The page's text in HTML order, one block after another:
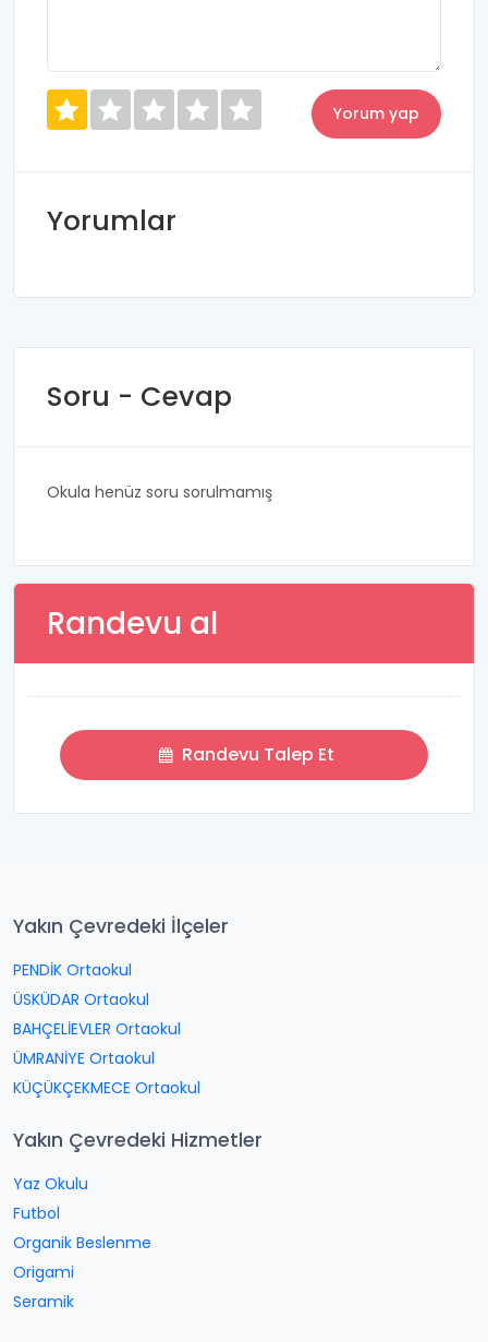
Yorumlar
Soru - Cevap
Okula henüz soru sorulmamış
Randevu al
Randevu Talep Et
Yakın Çevredeki İlçeler
PENDİK Ortaokul
ÜSKÜDAR Ortaokul
BAHÇELİEVLER Ortaokul
ÜMRANİYE Ortaokul
KÜÇÜKÇEKMECE Ortaokul
Yakın Çevredeki Hizmetler
Yaz Okulu
Futbol
Organik Beslenme
Origami
Seramik